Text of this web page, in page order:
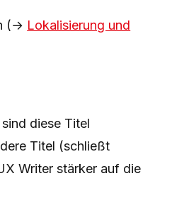
(→ Lokalisierung und
diese Titel
Titel (schließt
Writer stärker auf die